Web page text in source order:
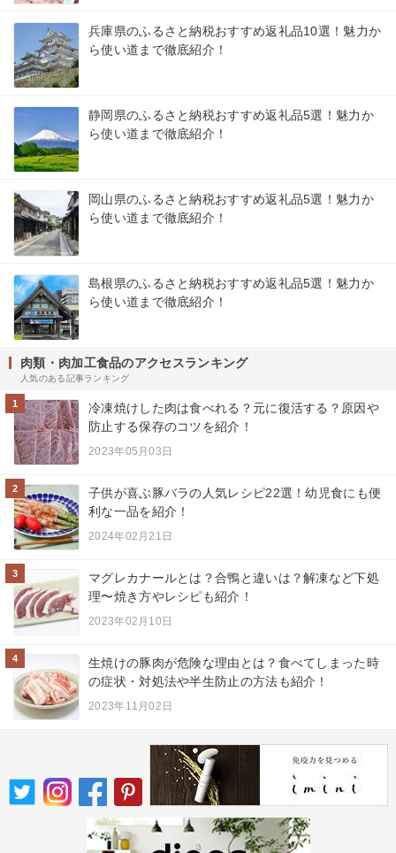
兵庫県のふるさと納税おすすめ返礼品10選！魅力か
ら使い道まで徹底紹介！
静岡県のふるさと納税おすすめ返礼品5選！魅力か
ら使い道まで徹底紹介！
岡山県のふるさと納税おすすめ返礼品5選！魅力か
ら使い道まで徹底紹介！
島根県のふるさと納税おすすめ返礼品5選！魅力か
ら使い道まで徹底紹介！
肉類・肉加工食品のアクセスランキング
人気のある記事ランキング
1
冷凍焼けした肉は食べれる？元に復活する？原因や
防止する保存のコツを紹介！
2023年05月03日
2
子供が喜ぶ豚バラの人気レシピ22選！幼児食にも便
利な一品を紹介！
2024年02月21日
3
マグレカナールとは？合鴨と違いは？解凍など下処
理〜焼き方やレシピも紹介！
2023年02月10日
4
生焼けの豚肉が危険な理由とは？食べてしまった時
の症状・対処法や半生防止の方法も紹介！
2023年11月02日